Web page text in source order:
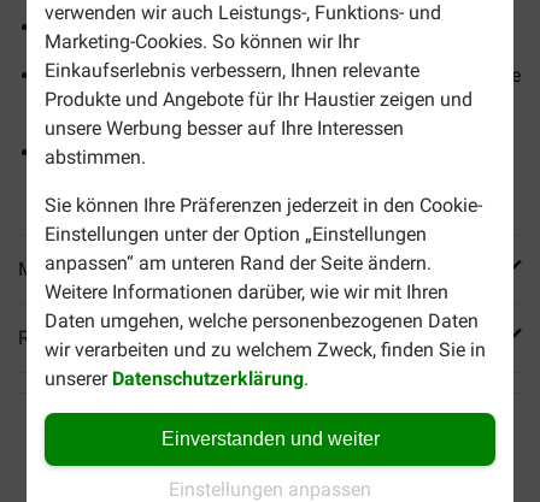
verwenden wir auch Leistungs-, Funktions- und
Marketing-Cookies. So können wir Ihr
Einkaufserlebnis verbessern, Ihnen relevante
Produkte und Angebote für Ihr Haustier zeigen und
unsere Werbung besser auf Ihre Interessen
abstimmen.
Sie können Ihre Präferenzen jederzeit in den Cookie-
Einstellungen unter der Option „Einstellungen
anpassen“ am unteren Rand der Seite ändern.
Weitere Informationen darüber, wie wir mit Ihren
Daten umgehen, welche personenbezogenen Daten
wir verarbeiten und zu welchem Zweck, finden Sie in
unserer Datenschutzerklärung.
Einverstanden und weiter
Einstellungen anpassen
Gepresste Kroketten
Natürliche und ausgewogene Ernährung ohne künstliche
Farb-, Geruchs- oder Geschmacksstoffe
Einfach zuzubereiten: heißes Wasser hinzufügen,
Mehr Produktinfos
Reviews